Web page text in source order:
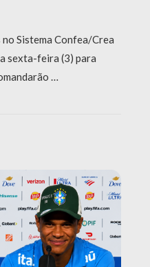
Sistema Confea/Crea
sexta-feira (3) para
…